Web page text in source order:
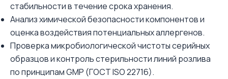
стабильности в течение срока хранения.
Анализ химической безопасности компонентов и
оценка воздействия потенциальных аллергенов.
Проверка микробиологической чистоты серийных
образцов и контроль стерильности линий розлива
по принципам GMP (ГОСТ ISO 22716).